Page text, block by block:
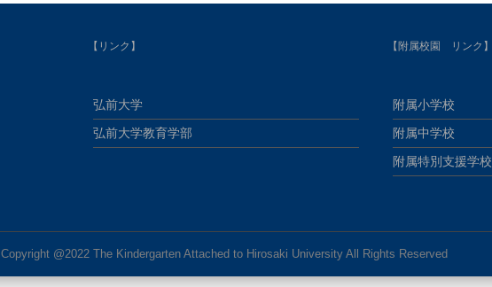
【リンク】
弘前大学
弘前大学教育学部
【附属校園 リンク】
附属小学校
附属中学校
附属特別支援学校
Copyright @2022 The Kindergarten Attached to Hirosaki University All Rights Reserved